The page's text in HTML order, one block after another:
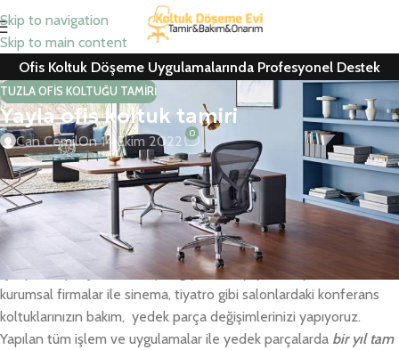
Skip to navigation
Skip to main content
Ofis Koltuk Döşeme Uygulamalarında Profesyonel Destek
TUZLA OFIS KOLTUĞU TAMIRI
Yayla ofis koltuk tamiri
Can CemilOn 14 Ekim 2022 0
Yayla ofis koltuk tamiri, ofis koltuk kaplama, berber koltuğu tamiri
ve ofis koltuk yedek parça hizmetlerinde 25 yıllık birikim ve
tecrübenin vermiş olduğu çalışma azmiyle hizmetinizdeyiz
Ofislerdeki personel çalışma koltukları ve ev koltuk ve kanepeler
için yedek parça ve kumaş değişimlerini yapmaktayız. Tüm
kurumsal firmalar ile sinema, tiyatro gibi salonlardaki konferans
koltuklarınızın bakım, yedek parça değişimlerinizi yapıyoruz.
Yapılan tüm işlem ve uygulamalar ile yedek parçalarda bir yıl tam